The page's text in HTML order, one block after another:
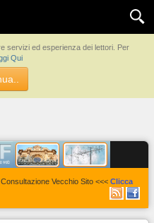
servizi ed esperienza dei lettori. Per
Qui
Vecchio Sito <<< Clicca